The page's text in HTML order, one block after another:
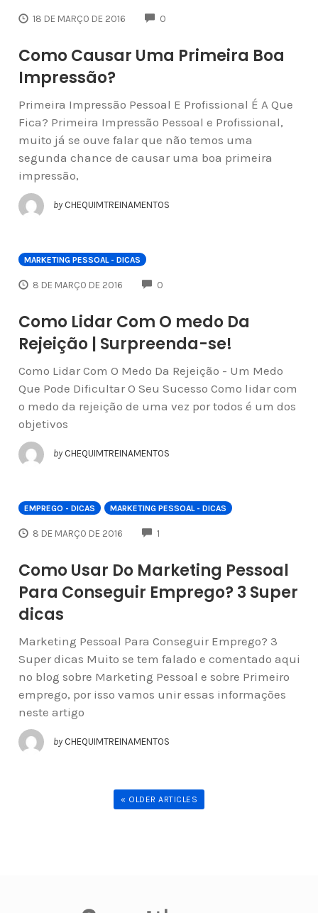
18 DE MARÇO DE 2016 0
Como Causar Uma Primeira Boa
Impressão?
Primeira Impressão Pessoal E Profissional É A Que
Fica? Primeira Impressão Pessoal e Profissional,
muito já se ouve falar que não temos uma
segunda chance de causar uma boa primeira
impressão,
by CHEQUIMTREINAMENTOS
MARKETING PESSOAL - DICAS
8 DE MARÇO DE 2016 0
Como Lidar Com O medo Da
Rejeição | Surpreenda-se!
Como Lidar Com O Medo Da Rejeição - Um Medo
Que Pode Dificultar O Seu Sucesso Como lidar com
o medo da rejeição de uma vez por todos é um dos
objetivos
by CHEQUIMTREINAMENTOS
EMPREGO - DICAS MARKETING PESSOAL - DICAS
8 DE MARÇO DE 2016 1
Como Usar Do Marketing Pessoal
Para Conseguir Emprego? 3 Super
dicas
Marketing Pessoal Para Conseguir Emprego? 3
Super dicas Muito se tem falado e comentado aqui
no blog sobre Marketing Pessoal e sobre Primeiro
emprego, por isso vamos unir essas informações
neste artigo
by CHEQUIMTREINAMENTOS
« OLDER ARTICLES